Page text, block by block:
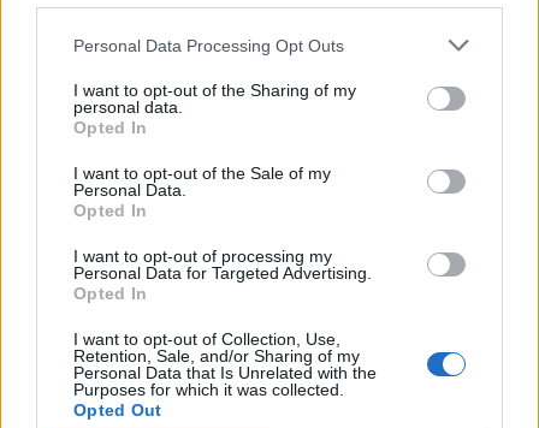
Personal Data Processing Opt Outs
I want to opt-out of the Sharing of my
personal data.
Opted In
I want to opt-out of the Sale of my
Personal Data.
Opted In
I want to opt-out of processing my
Personal Data for Targeted Advertising.
Opted In
I want to opt-out of Collection, Use,
Retention, Sale, and/or Sharing of my
Personal Data that Is Unrelated with the
Purposes for which it was collected.
Opted Out
Apple: Στη κορυφή της
αγοράς των ΗΠΑ το τρίτο
τρίμηνο
09/11/2017 - 02:00
Gaia Επιχειρείν:
«agrogate.gr»
09/11/2017 - 02:00